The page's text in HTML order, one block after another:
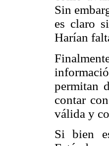
Sin
es claro
Harían
permitan
contar
válida y
Si bien